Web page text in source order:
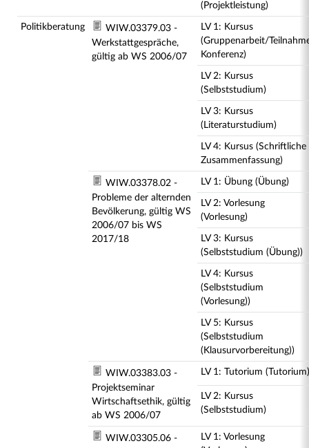
(Projektleistung)
Politikberatung
WIW.03379.03 -
Werkstattgespräche,
gültig ab WS 2006/07
LV 1: Kursus
(Gruppenarbeit/
Konferenz)
LV 2: Kursus
(Selbststudium)
LV 3: Kursus
(Literaturstudium)
LV 4: Kursus (Schriftliche
Zusammenfassung)
WIW.03378.02 -
Probleme der alternden
Bevölkerung, gültig WS
2006/07 bis WS
2017/18
LV 1: Übung (Übung)
LV 2: Vorlesung
(Vorlesung)
LV 3: Kursus
(Selbststudium (Übung))
LV 4: Kursus
(Selbststudium
(Vorlesung))
LV 5: Kursus
(Selbststudium
(Klausurvorbereitung))
WIW.03383.03 -
Projektseminar
Wirtschaftsethik, gültig
ab WS 2006/07
LV 1: Tutorium (Tutorium)
LV 2: Kursus
(Selbststudium)
WIW.03305.06 -
LV 1: Vorlesung